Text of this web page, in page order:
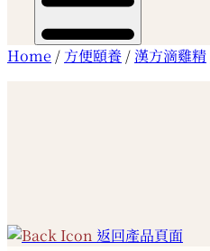
Home / 方便頤養 /漢方滴雞精
返回產品頁面